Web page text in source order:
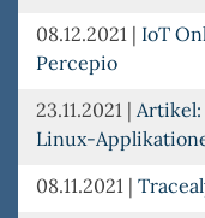
08.12.2021 | IoT
Percepio
23.11.2021 | Artikel:
Linux-
08.11.2021 |